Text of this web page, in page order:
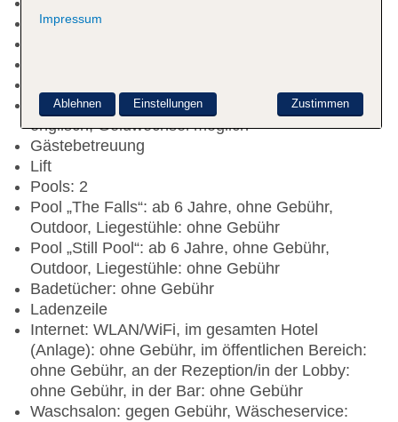
Check-in Zeit ab 15:00 Uhr
Rezeption: täglich 24 Stunden, Sprachen:
englisch, Geldwechsel möglich
Gästebetreuung
Lift
Pools: 2
Pool „The Falls“: ab 6 Jahre, ohne Gebühr,
Outdoor, Liegestühle: ohne Gebühr
Pool „Still Pool“: ab 6 Jahre, ohne Gebühr,
Outdoor, Liegestühle: ohne Gebühr
Badetücher: ohne Gebühr
Ladenzeile
Internet: WLAN/WiFi, im gesamten Hotel
(Anlage): ohne Gebühr, im öffentlichen Bereich:
ohne Gebühr, an der Rezeption/in der Lobby:
ohne Gebühr, in der Bar: ohne Gebühr
Waschsalon: gegen Gebühr, Wäscheservice:
Impressum
Zustimmen
Ablehnen Einstellungen